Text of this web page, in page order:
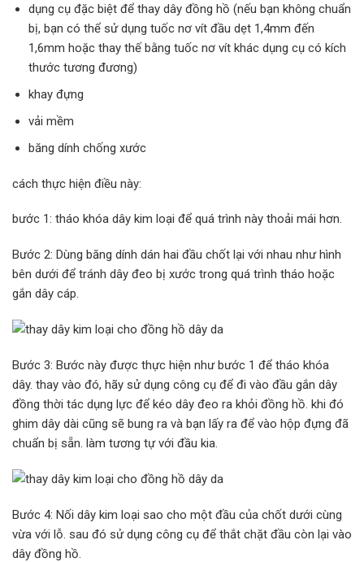
dụng cụ đặc biệt để thay dây đồng hồ (nếu bạn không chuẩn
bị, bạn có thể sử dụng tuốc nơ vít đầu dẹt 1,4mm đến
1,6mm hoặc thay thế bằng tuốc nơ vít khác dụng cụ có kích
thước tương đương)
khay đựng
vải mềm
băng dính chống xước
cách thực hiện điều này:
bước 1: tháo khóa dây kim loại để quá trình này thoải mái hơn.
Bước 2: Dùng băng dính dán hai đầu chốt lại với nhau như hình
bên dưới để tránh dây đeo bị xước trong quá trình tháo hoặc
gắn dây cáp.
Bước 3: Bước này được thực hiện như bước 1 để tháo khóa
dây. thay vào đó, hãy sử dụng công cụ để đi vào đầu gắn dây
đồng thời tác dụng lực để kéo dây đeo ra khỏi đồng hồ. khi đó
ghim dây dài cũng sẽ bung ra và bạn lấy ra để vào hộp đựng đã
chuẩn bị sẵn. làm tương tự với đầu kia.
Bước 4: Nối dây kim loại sao cho một đầu của chốt dưới cùng
vừa với lỗ. sau đó sử dụng công cụ để thắt chặt đầu còn lại vào
dây đồng hồ.